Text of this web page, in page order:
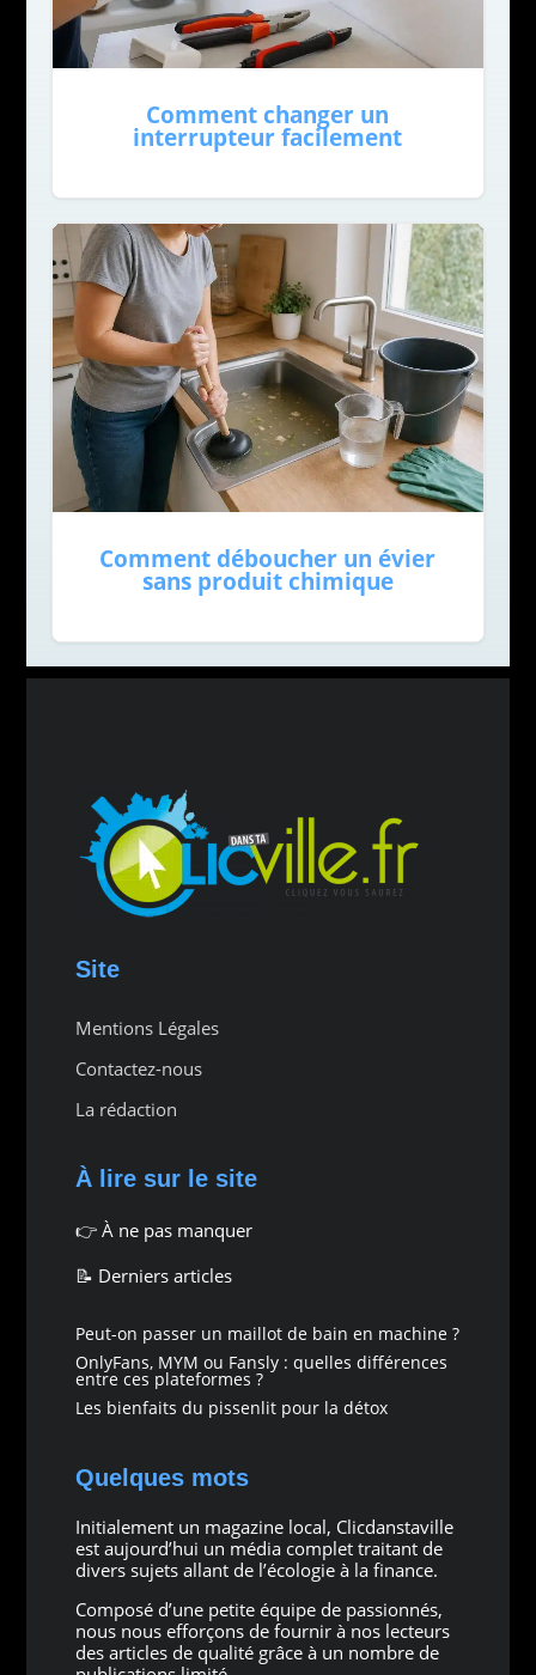
Comment changer un
interrupteur facilement
Comment déboucher un évier
sans produit chimique
Site
Mentions Légales
Contactez-nous
La rédaction
À lire sur le site
👉 À ne pas manquer
📝 Derniers articles
Peut-on passer un maillot de bain en machine ?
OnlyFans, MYM ou Fansly : quelles différences
entre ces plateformes ?
Les bienfaits du pissenlit pour la détox
Quelques mots
Initialement un magazine local, Clicdanstaville
est aujourd’hui un média complet traitant de
divers sujets allant de l’écologie à la finance.
Composé d’une petite équipe de passionnés,
nous nous efforçons de fournir à nos lecteurs
des articles de qualité grâce à un nombre de